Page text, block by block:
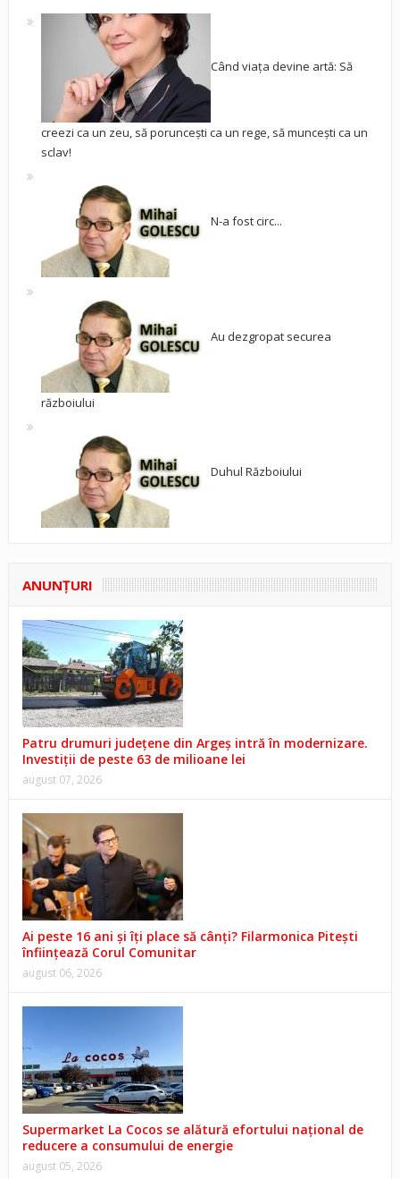
Când viața devine artă: Să
creezi ca un zeu, să poruncești ca un rege, să muncești ca un
sclav!
N-a fost circ...
Au dezgropat securea
războiului
Duhul Războiului
ANUNŢURI
Patru drumuri județene din Argeș intră în modernizare.
Investiții de peste 63 de milioane lei
august 07, 2026
Ai peste 16 ani și îți place să cânți? Filarmonica Pitești
înființează Corul Comunitar
august 06, 2026
Supermarket La Cocos se alătură efortului național de
reducere a consumului de energie
august 05, 2026